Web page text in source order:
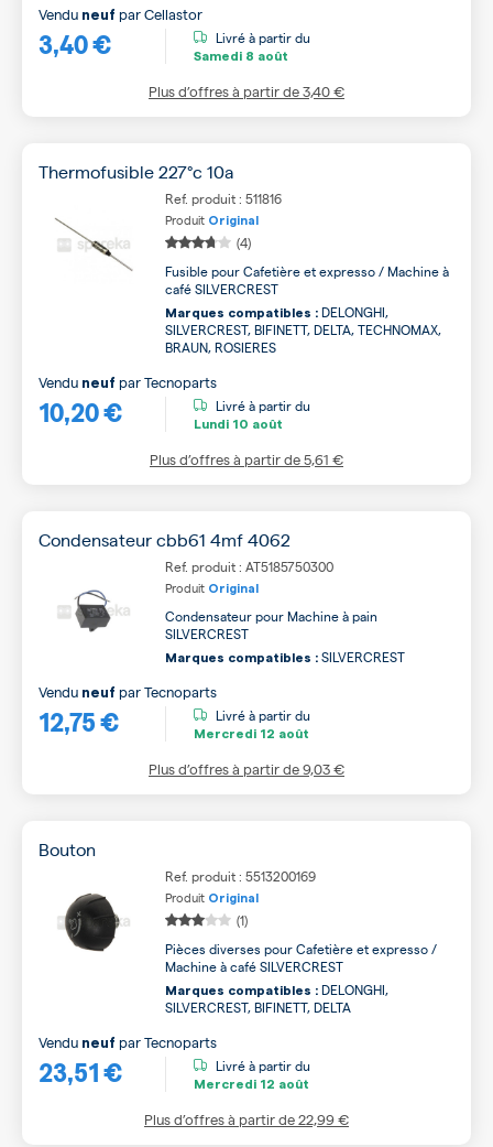
3,40 €
Vendu neuf parCellastor
Livré à partir du
Samedi 8 août
Plus d’offres à partir de3,40 €
Thermofusible 227°c 10a
Ref. produit : 511816
Produit Original
(4)
Fusible pour Cafetière et expresso / Machine à
café SILVERCREST
Marques compatibles : DELONGHI,
SILVERCREST, BIFINETT, DELTA, TECHNOMAX,
BRAUN, ROSIERES
10,20 €
Vendu neuf parTecnoparts
Livré à partir du
Lundi 10 août
Plus d’offres à partir de5,61 €
Condensateur cbb61 4mf 4062
Ref. produit : AT5185750300
Produit Original
Condensateur pour Machine à pain
SILVERCREST
Marques compatibles : SILVERCREST
12,75 €
Vendu neuf parTecnoparts
Livré à partir du
Mercredi 12 août
Plus d’offres à partir de9,03 €
Bouton
Ref. produit : 5513200169
Produit Original
(1)
Pièces diverses pour Cafetière et expresso /
Machine à café SILVERCREST
Marques compatibles : DELONGHI,
SILVERCREST, BIFINETT, DELTA
23,51 €
Vendu neuf parTecnoparts
Livré à partir du
Mercredi 12 août
Plus d’offres à partir de22,99 €